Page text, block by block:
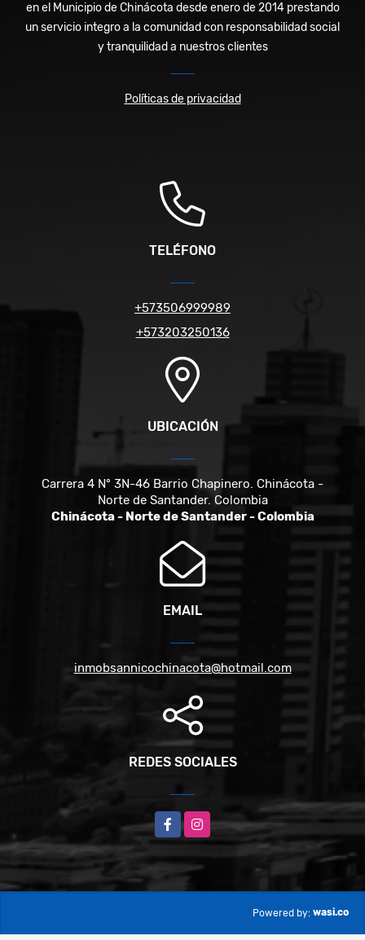
en el Municipio de Chinácota desde enero de 2014 prestando
un servicio integro a la comunidad con responsabilidad social
y tranquilidad a nuestros clientes
Políticas de privacidad
TELÉFONO
+573506999989
+573203250136
UBICACIÓN
Carrera 4 N° 3N-46 Barrio Chapinero. Chinácota -
Norte de Santander. Colombia
Chinácota - Norte de Santander - Colombia
EMAIL
inmobsannicochinacota@hotmail.com
REDES SOCIALES
FacebookInstagram
Powered by: wasi.co